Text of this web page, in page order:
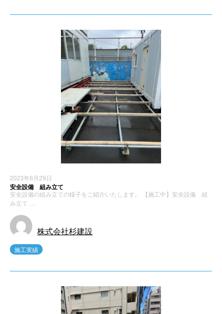
2023年6月29日
安全設備 組み立て
安全設備の組み立ての様子をご紹介いたします。 【施工中】安全設備 組
み立て …
株式会社杉建設
施工実績